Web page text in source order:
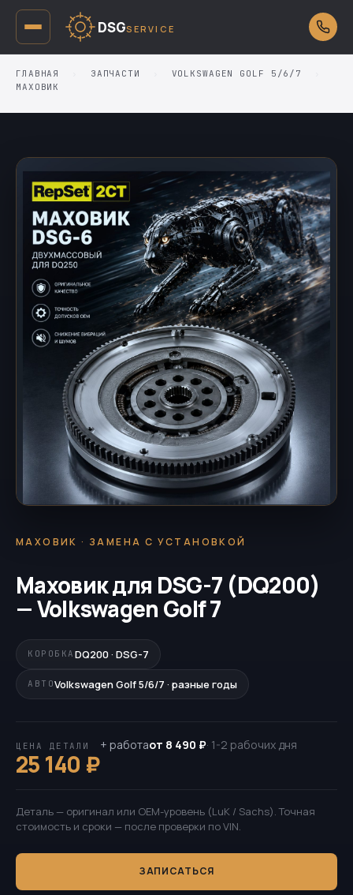
DSGSERVICE
ГЛАВНАЯ ЗАПЧАСТИ VOLKSWAGEN GOLF 5/6/7
МАХОВИК
МАХОВИК · ЗАМЕНА С УСТАНОВКОЙ
Маховик для DSG-7 (DQ200)
— Volkswagen Golf 7
КОРОБКА DQ200 · DSG-7
АВТОVolkswagen Golf 5/6/7 · разные годы
ЦЕНА ДЕТАЛИ
25 140 ₽
+ работаот 8 490 ₽· 1-2 рабочих дня
Деталь — оригинал или OEM-уровень (LuK / Sachs). Точная
стоимость и сроки — после проверки по VIN.
ЗАПИСАТЬСЯ